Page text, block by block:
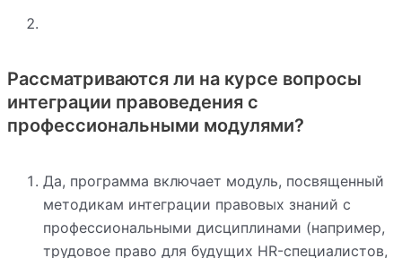
Рассматриваются ли на курсе вопросы
интеграции правоведения с
профессиональными модулями?
Да, программа включает модуль, посвященный
методикам интеграции правовых знаний с
профессиональными дисциплинами (например,
трудовое право для будущих HR-специалистов,